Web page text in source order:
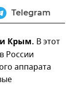
Telegram
Крым. В этот
России
аппарата